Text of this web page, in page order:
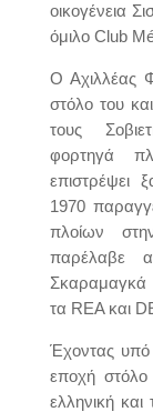
οικογένεια
όμιλο Club
O Αχιλλέας
στόλο του
τους
φορτηγά
επιστρέψει
1970
πλοίων
παρέλαβε
Σκαραμαγκά
τα REA και
Έχοντας υπό
εποχή
ελληνική